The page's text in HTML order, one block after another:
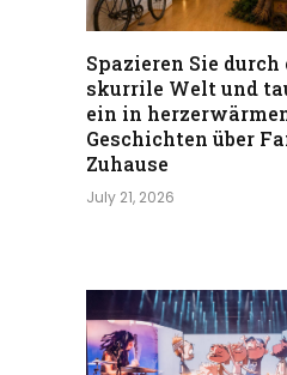
Spazieren Sie durch
skurrile Welt und
ein in
Geschichten über
Zuhause
July 21, 2026